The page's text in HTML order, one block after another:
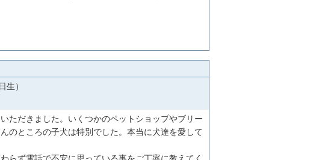
生）
ただきました。いくつかのペットショップやブリー
のところの子犬は特別でした。本当に犬達を愛して